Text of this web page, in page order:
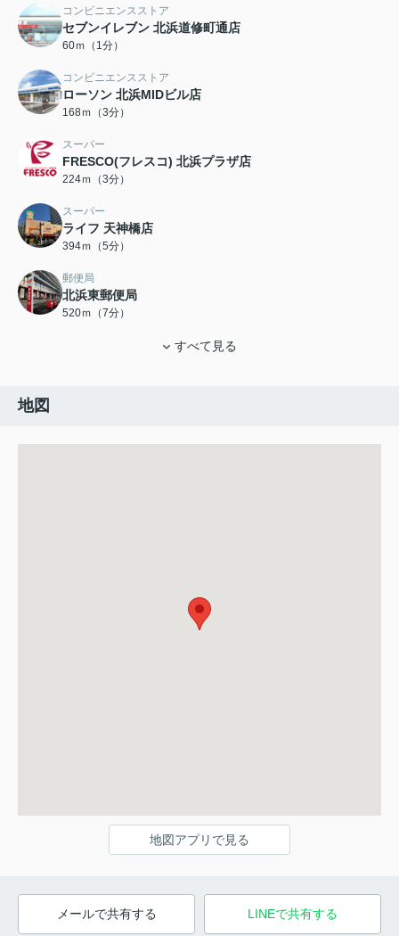
コンビニエンスストア
セブンイレブン 北浜道修町通店
60ｍ（1分）
コンビニエンスストア
ローソン 北浜MIDビル店
168ｍ（3分）
スーパー
FRESCO(フレスコ) 北浜プラザ店
224ｍ（3分）
スーパー
ライフ 天神橋店
394ｍ（5分）
郵便局
北浜東郵便局
520ｍ（7分）
すべて見る
地図
地図アプリで見る
メールで共有する LINEで共有する